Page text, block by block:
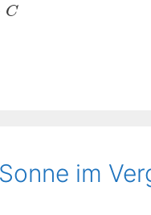
C
im